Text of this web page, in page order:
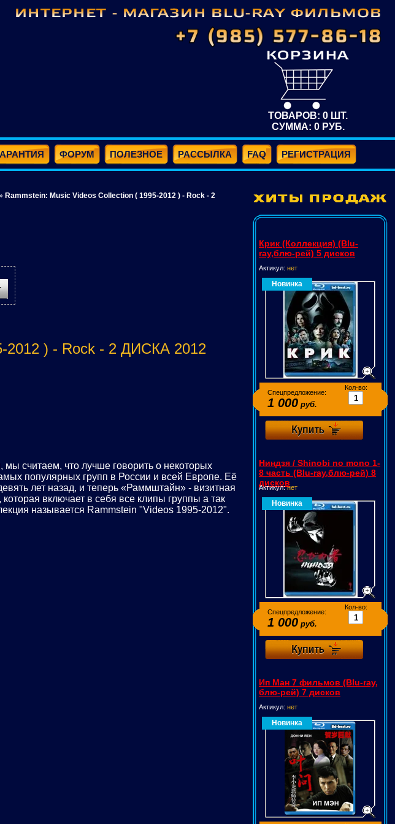
ТОВАРОВ: 0 ШТ.
СУММА: 0РУБ.
ФОРУМ ПОЛЕЗНОЕ РАССЫЛКА FAQ РЕГИСТРАЦИЯ
Rammstein: Music Videos Collection ( 1995-2012 ) - Rock - 2
2012 ) - Rock - 2 ДИСКА 2012
считаем, что лучше говорить о некоторых
популярных групп в России и всей Европе. Её
лет назад, и теперь «Раммштайн» - визитная
включает в себя все клипы группы а так
называется Rammstein "Videos 1995-2012".
Крик (Коллекция) (Blu-
ray,блю-рей) 5 дисков
Актикул: нет
Новинка
Спецпредложение:
1 000 руб.
Кол-во:
Ниндзя / Shinobi no mono 1-
8 часть (Blu-ray,блю-рей) 8
дисков
Актикул:нет
Новинка
Спецпредложение:
1 000 руб.
Кол-во:
Ип Ман 7 фильмов (Blu-ray,
блю-рей) 7 дисков
Актикул: нет
Новинка